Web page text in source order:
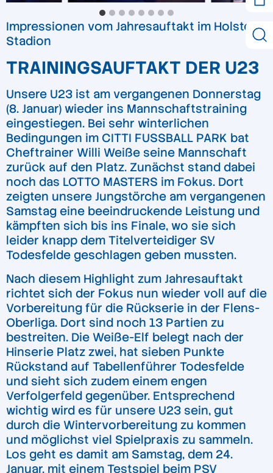
Impressionen vom Jahresauftakt im Holstein-
Stadion
TRAININGSAUFTAKT DER U23
Unsere U23 ist am vergangenen Donnerstag
(8. Januar) wieder ins Mannschaftstraining
eingestiegen. Bei sehr winterlichen
Bedingungen im CITTI FUSSBALL PARK bat
Cheftrainer Willi Weiße seine Mannschaft
zurück auf den Platz. Zunächst stand dabei
noch das LOTTO MASTERS im Fokus. Dort
zeigten unsere Jungstörche am vergangenen
Samstag eine beeindruckende Leistung und
kämpften sich bis ins Finale, wo sie sich
leider knapp dem Titelverteidiger SV
Todesfelde geschlagen geben mussten.
Nach diesem Highlight zum Jahresauftakt
richtet sich der Fokus nun wieder voll auf die
Vorbereitung für die Rückserie in der Flens-
Oberliga. Dort sind noch 13 Partien zu
bestreiten. Die Weiße-Elf belegt nach der
Hinserie Platz zwei, hat sieben Punkte
Rückstand auf Tabellenführer Todesfelde
und sieht sich zudem einem engen
Verfolgerfeld gegenüber. Entsprechend
wichtig wird es für unsere U23 sein, gut
durch die Wintervorbereitung zu kommen
und möglichst viel Spielpraxis zu sammeln.
Los geht es damit am Samstag, dem 24.
Januar, mit einem Testspiel beim PSV